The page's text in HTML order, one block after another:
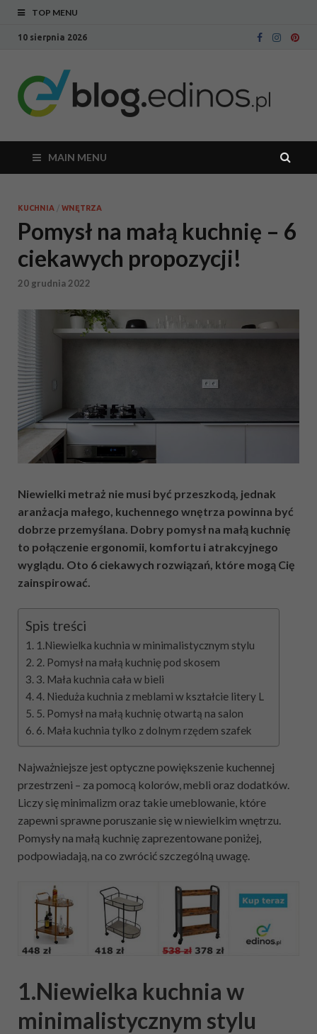
TOP MENU
10 sierpnia 2026
Edinos
MAIN MENU
KUCHNIA / WNĘTRZA
Pomysł na małą kuchnię – 6
ciekawych propozycji!
20 grudnia 2022
Niewielki metraż nie musi być przeszkodą, jednak
aranżacja małego, kuchennego wnętrza powinna być
dobrze przemyślana. Dobry pomysł na małą kuchnię
to połączenie ergonomii, komfortu i atrakcyjnego
wyglądu. Oto 6 ciekawych rozwiązań, które mogą Cię
zainspirować.
Spis treści
1.Niewielka kuchnia w minimalistycznym stylu
2. Pomysł na małą kuchnię pod skosem
3. Mała kuchnia cała w bieli
4. Nieduża kuchnia z meblami w kształcie litery L
5. Pomysł na małą kuchnię otwartą na salon
6. Mała kuchnia tylko z dolnym rzędem szafek
Najważniejsze jest optyczne powiększenie kuchennej
przestrzeni – za pomocą kolorów, mebli oraz dodatków.
Liczy się minimalizm oraz takie umeblowanie, które
zapewni sprawne poruszanie się w niewielkim wnętrzu.
Pomysły na małą kuchnię zaprezentowane poniżej,
podpowiadają, na co zwrócić szczególną uwagę.
1.Niewielka kuchnia w
minimalistycznym stylu